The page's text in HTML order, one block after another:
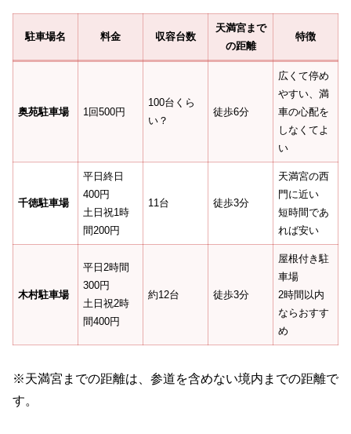
駐車場名 料金 収容台数
天満宮まで
の距離
特徴
奥苑駐車場 1回500円
100台くら
い？
徒歩6分
広くて停め
やすい、満
車の心配を
しなくてよ
い
千徳駐車場
平日終日
400円
土日祝1時
間200円
11台 徒歩3分
天満宮の西
門に近い
短時間であ
れば安い
木村駐車場
平日2時間
300円
土日祝2時
間400円
約12台 徒歩3分
屋根付き駐
車場
2時間以内
ならおすす
め
※天満宮までの距離は、参道を含めない境内までの距離で
す。